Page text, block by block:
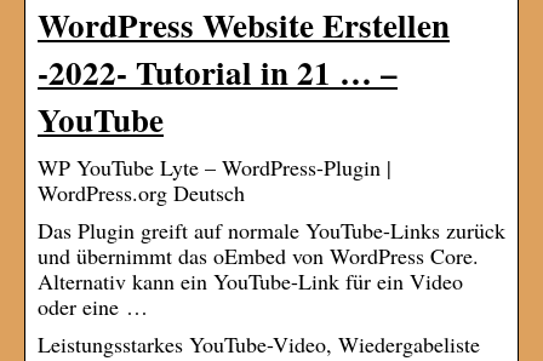
WordPress Website Erstellen
-2022- Tutorial in 21 … –
YouTube
WP YouTube Lyte – WordPress-Plugin |
WordPress.org Deutsch
Das Plugin greift auf normale YouTube-Links zurück
und übernimmt das oEmbed von WordPress Core.
Alternativ kann ein YouTube-Link für ein Video
oder eine …
Leistungsstarkes YouTube-Video, Wiedergabeliste